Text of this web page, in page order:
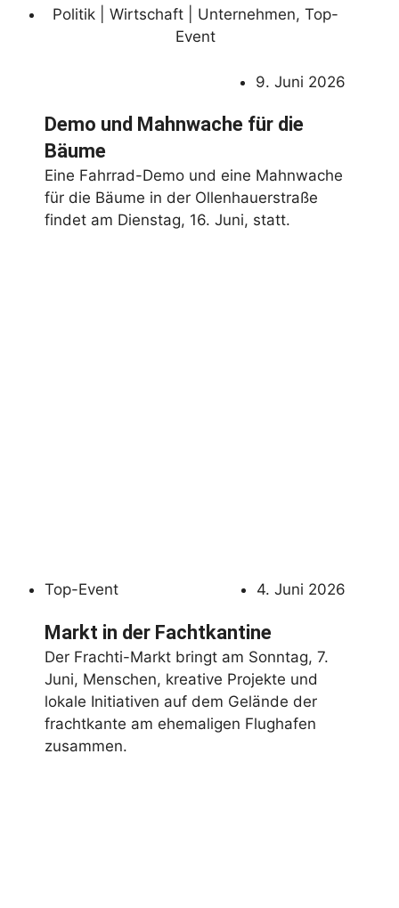
9. Juni 2026
Politik | Wirtschaft | Unternehmen, Top-
Event
Demo und Mahnwache für die
Bäume
Eine Fahrrad-Demo und eine Mahnwache
für die Bäume in der Ollenhauerstraße
findet am Dienstag, 16. Juni, statt.
4. Juni 2026
Top-Event
Markt in der Fachtkantine
Der Frachti-Markt bringt am Sonntag, 7.
Juni, Menschen, kreative Projekte und
lokale Initiativen auf dem Gelände der
frachtkante am ehemaligen Flughafen
zusammen.